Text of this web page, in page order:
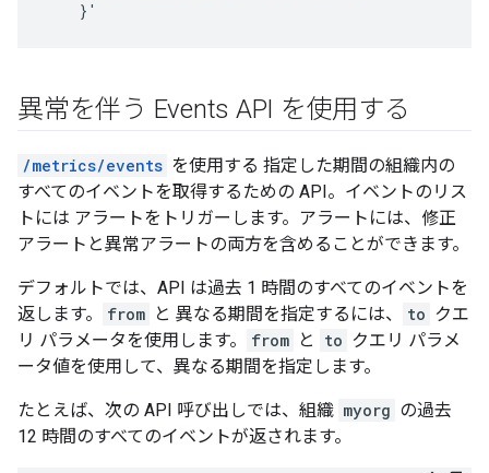
異常を伴う Events API を使用する
/metrics/events を使用する 指定した期間の組織内の
すべてのイベントを取得するための API。イベントのリス
トには アラートをトリガーします。アラートには、修正
アラートと異常アラートの両方を含めることができます。
デフォルトでは、API は過去 1 時間のすべてのイベントを
返します。
from と 異なる期間を指定するには、 to クエ
リ パラメータを使用します。
from と to クエリ パラメ
ータ値を使用して、異なる期間を指定します。
たとえば、次の API 呼び出しでは、組織 myorg の過去
12 時間のすべてのイベントが返されます。